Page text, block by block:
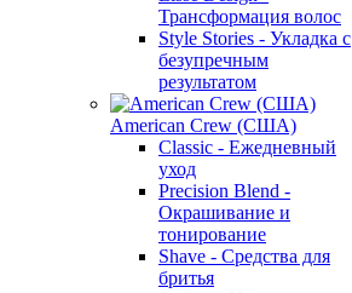
Трансформация волос
Style Stories - Укладка с
безупречным
результатом
American Crew (США)
Classic - Ежедневный
уход
Precision Blend -
Окрашивание и
тонирование
Shave - Средства для
бритья